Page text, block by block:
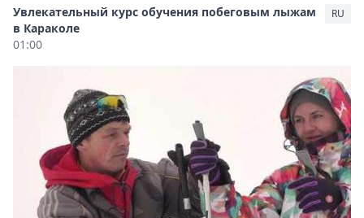
Увлекательный курс обучения побеговым лыжам
в Караколе
01:00
RU